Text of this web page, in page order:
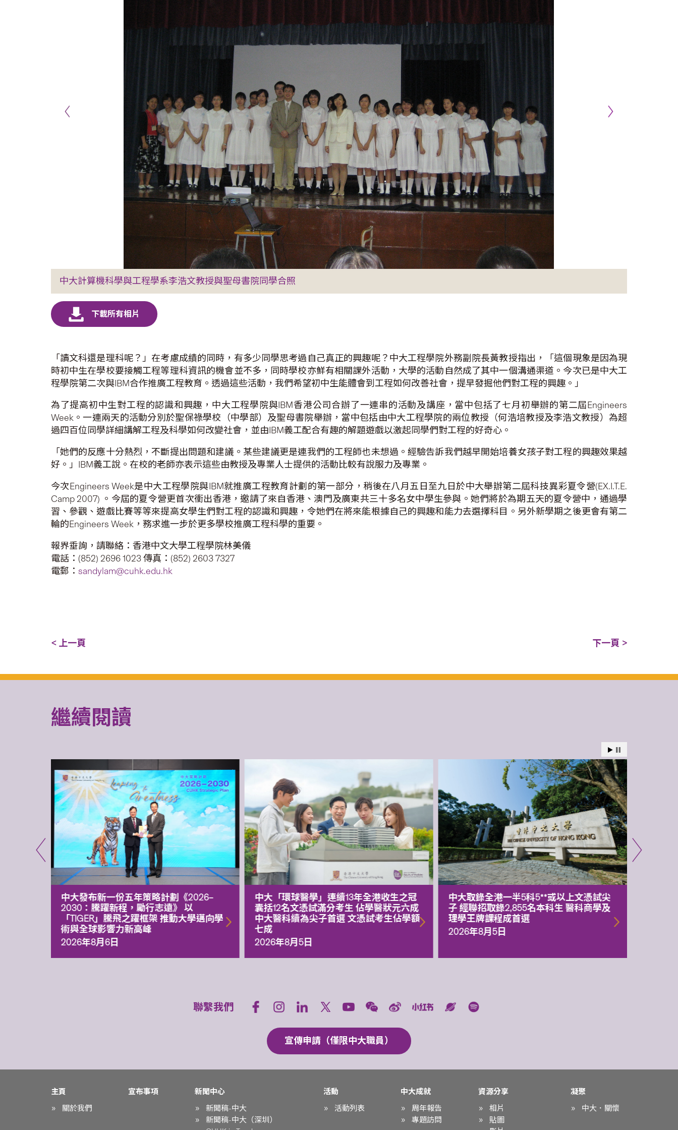
中大計算機科學與工程學系李浩文教授與聖母書院同學合照
「讀文科還是理科呢？」在考慮成績的同時，有多少同學思考過自己真正的興趣呢？中大工程學院外務副院長黃教授指出，「這個現象是因為現
時初中生在學校要接觸工程等理科資訊的機會並不多，同時學校亦鮮有相關課外活動，大學的活動自然成了其中一個溝通渠道。今次已是中大工
程學院第二次與IBM合作推廣工程教育。透過這些活動，我們希望初中生能體會到工程如何改善社會，提早發掘他們對工程的興趣。」
為了提高初中生對工程的認識和興趣，中大工程學院與IBM香港公司合辦了一連串的活動及講座，當中包括了七月初舉辦的第二屆Engineers
Week。一連兩天的活動分別於聖保祿學校（中學部）及聖母書院舉辦，當中包括由中大工程學院的兩位教授（何浩培教授及李浩文教授）為超
過四百位同學詳細講解工程及科學如何改變社會，並由IBM義工配合有趣的解題遊戲以激起同學們對工程的好奇心。
「她們的反應十分熱烈，不斷提出問題和建議。某些建議更是連我們的工程師也未想過。經驗告訴我們越早開始培養女孩子對工程的興趣效果越
好。」IBM義工說。在校的老師亦表示這些由教授及專業人士提供的活動比較有說服力及專業。
今次Engineers Week是中大工程學院與IBM就推廣工程教育計劃的第一部分，稍後在八月五日至九日於中大舉辦第二屆科技異彩夏令營(EX.I.T.E.
Camp 2007) 。今屆的夏令營更首次衝出香港，邀請了來自香港、澳門及廣東共三十多名女中學生參與。她們將於為期五天的夏令營中，通過學
習、參觀、遊戲比賽等等來提高女學生們對工程的認識和興趣，令她們在將來能根據自己的興趣和能力去選擇科目。另外新學期之後更會有第二
輪的Engineers Week，務求進一步於更多學校推廣工程科學的重要。
報界垂詢，請聯絡：香港中文大學工程學院林美儀
電話：(852) 2696 1023 傳真：(852) 2603 7327
電郵： sandylam@cuhk.edu.hk
< 上一頁 下一頁 >
繼續閱讀
中大發布新一份五年策略計劃《2026‒
2030：騰躍新程，勵行志遠》 以
「TIGER」騰飛之躍框架 推動大學邁向學
術與全球影響力新高峰
2026年8月6日
中大「環球醫學」連續13年全港收生之冠
囊括12名文憑試滿分考生 佔學醫狀元六成
中大醫科續為尖子首選 文憑試考生佔學額
七成
2026年8月5日
中大取錄全港一半5科5**或以上文憑試尖
子 經聯招取錄2,855名本科生 醫科商學及
理學王牌課程成首選
2026年8月5日
聯繫我們
宣傳申請（僅限中大職員）
主頁
關於我們
宣布事項
新聞中心
新聞稿-中大
新聞稿-中大（深圳）
活動
活動列表
中大成就
周年報告
專題訪問
資源分享
相片
貼圖
凝聚
中大．關懷